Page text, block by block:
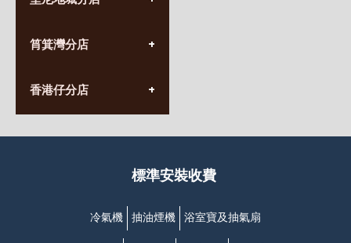
九龍太子太子道西141號
營業時間:
香港堅尼地城卑路乍街
(堅尼地城地鐵站B出口)
筲箕灣分店
營業時間:
(10:00am-20:30pm)
香港仔分店
營業時間:
香港香港仔成都道20-28號
(黃竹坑地鐵站轉4M專線小巴)
標準安裝收費
冷氣機 抽油煙機 浴室寶及抽氣扇